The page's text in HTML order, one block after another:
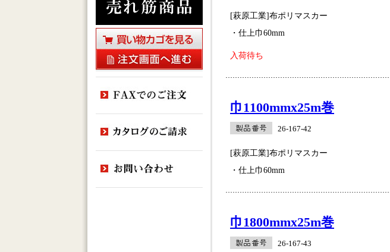
[萩原工業]布ポリマスカー
・仕上巾60mm
入荷待ち
巾1100mmx25m巻
26-167-42
[萩原工業]布ポリマスカー
・仕上巾60mm
巾1800mmx25m巻
26-167-43